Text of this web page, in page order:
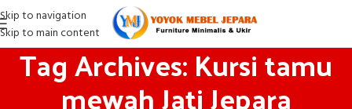
Skip to navigation
Skip to main content
Tag Archives: Kursi tamu
mewah Jati Jepara